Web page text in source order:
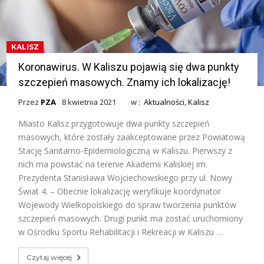
KALISZ
Koronawirus. W Kaliszu pojawią się dwa punkty
szczepień masowych. Znamy ich lokalizację!
Przez PZA 8 kwietnia 2021 w :Aktualności ,Kalisz
Miasto Kalisz przygotowuje dwa punkty szczepień
masowych, które zostały zaakceptowane przez Powiatową
Stację Sanitarno-Epidemiologiczną w Kaliszu. Pierwszy z
nich ma powstać na terenie Akademii Kaliskiej im.
Prezydenta Stanisława Wojciechowskiego przy ul. Nowy
Świat 4. – Obecnie lokalizację weryfikuje koordynator
Wojewody Wielkopolskiego do spraw tworzenia punktów
szczepień masowych. Drugi punkt ma zostać uruchomiony
w Ośrodku Sportu Rehabilitacji i Rekreacji w Kaliszu …
Czytaj więcej